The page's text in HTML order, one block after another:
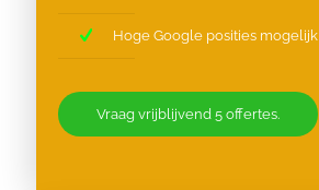
Hoge Google posities mogelijk
Vraag vrijblijvend 5 offertes.